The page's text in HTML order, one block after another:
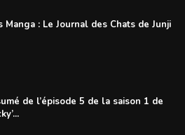
Manga : Le Journal des Chats de Junji
de l’épisode 5 de la saison 1 de